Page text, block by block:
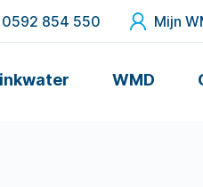
0592 854 550 Mijn
WMD